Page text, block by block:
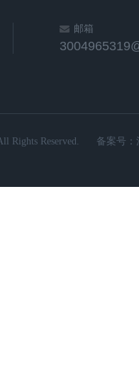
邮箱
Rights Reserved. 备案号：